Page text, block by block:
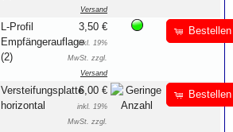
Versand
L-Profil
Empfängerauflage
(2)
3,50 €
inkl. 19%
MwSt. zzgl.
Versand
Bestellen
Versteifungsplatte
horizontal
6,00 €
inkl. 19%
MwSt. zzgl.
Bestellen